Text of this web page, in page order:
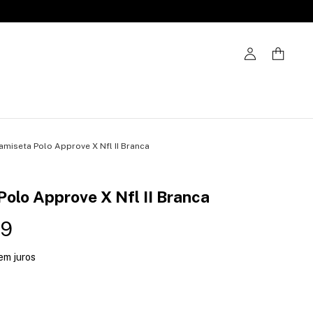
Polo Approve X Nfl II Branca
Approve X Nfl II Branca
juros